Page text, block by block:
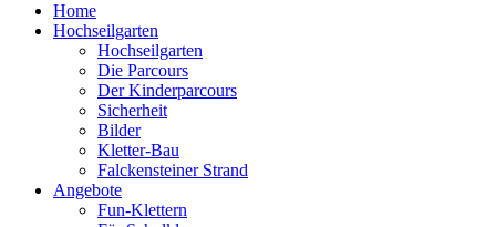
Home
Hochseilgarten
Hochseilgarten
Die Parcours
Der Kinderparcours
Sicherheit
Bilder
Kletter-Bau
Falckensteiner Strand
Angebote
Fun-Klettern